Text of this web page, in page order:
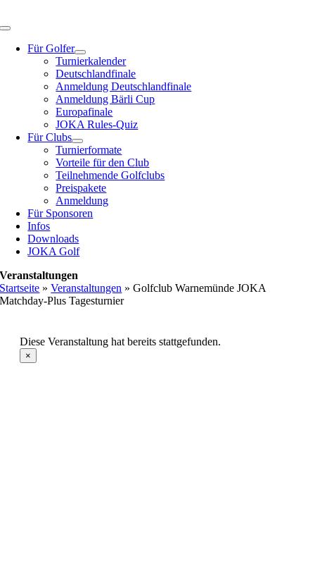
Inhalt
Toggle
NavigationFür Golfer
Turnierkalender
Deutschlandfinale
Anmeldung Deutschlandfinale
Anmeldung Bärli Cup
Europafinale
JOKA Rules-Quiz
Für Clubs
Turnierformate
Vorteile für den Club
Teilnehmende Golfclubs
Preispakete
Anmeldung
Für Sponsoren
Infos
Downloads
JOKA Golf
Veranstaltungen
Startseite »Veranstaltungen »Golfclub Warnemünde JOKA
Matchday-Plus Tagesturnier
Diese Veranstaltung hat bereits stattgefunden.
×